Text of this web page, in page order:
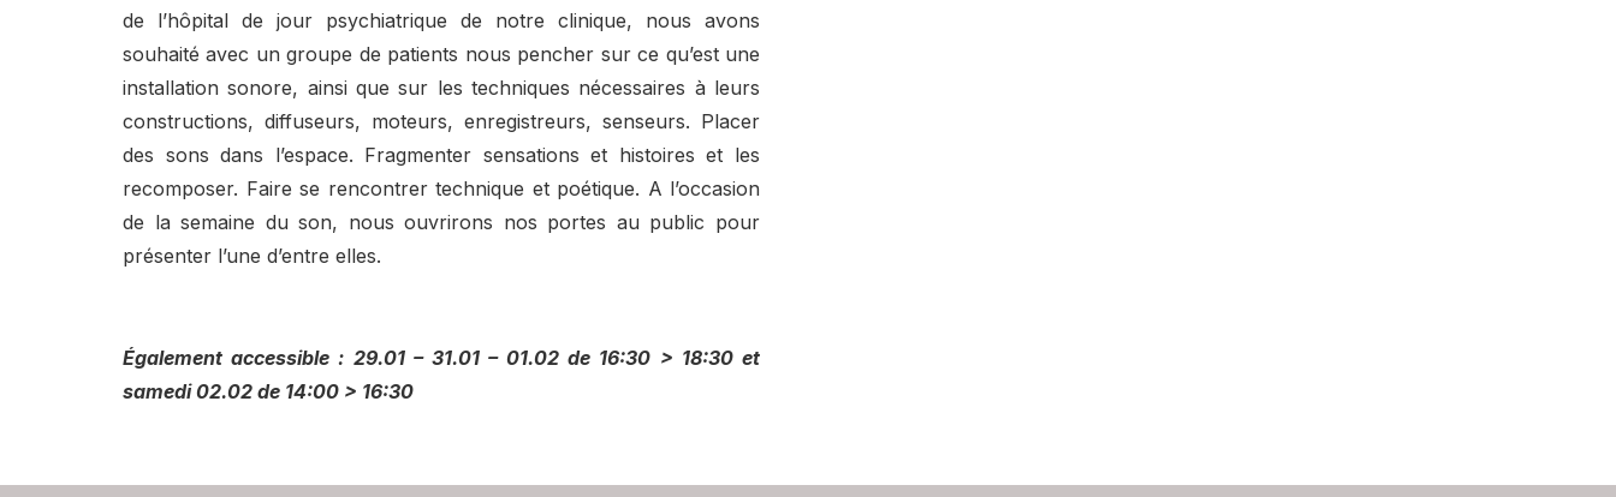
de l’hôpital de jour psychiatrique de notre clinique, nous avons
souhaité avec un groupe de patients nous pencher sur ce qu’est une
installation sonore, ainsi que sur les techniques nécessaires à leurs
constructions, diffuseurs, moteurs, enregistreurs, senseurs. Placer
des sons dans l’espace. Fragmenter sensations et histoires et les
recomposer. Faire se rencontrer technique et poétique. A l’occasion
de la semaine du son, nous ouvrirons nos portes au public pour
présenter l’une d’entre elles.
Également accessible : 29.01 – 31.01 – 01.02 de 16:30 > 18:30 et
samedi 02.02 de 14:00 > 16:30